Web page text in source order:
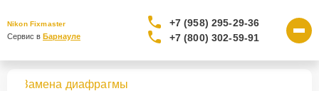
Nikon Fixmaster
Сервис в Барнауле
+7 (958) 295-29-36
+7 (800) 302-59-91
Замена диафрагмы